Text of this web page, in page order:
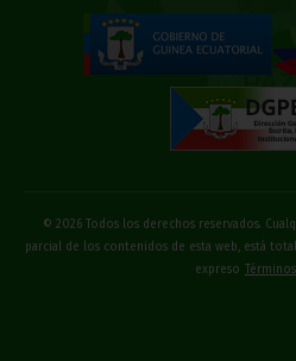
© 2026 Todos los derechos reservados.
parcial de los contenidos de esta web, está
expreso